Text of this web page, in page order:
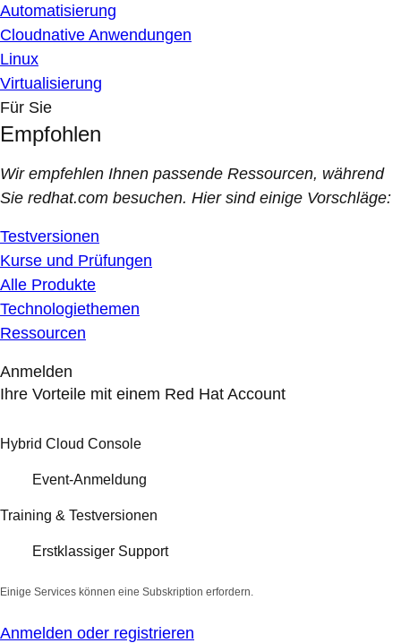
Automatisierung
Cloudnative Anwendungen
Linux
Virtualisierung
Für Sie
Empfohlen
Wir empfehlen Ihnen passende Ressourcen, während
Sie redhat.com besuchen. Hier sind einige Vorschläge:
Testversionen
Kurse und Prüfungen
Alle Produkte
Technologiethemen
Ressourcen
Anmelden
Ihre Vorteile mit einem Red Hat Account
Hybrid Cloud Console
Event-Anmeldung
Training & Testversionen
Erstklassiger Support
Einige Services können eine Subskription erfordern.
Anmelden oder registrieren